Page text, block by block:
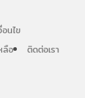
นไข
ลือ ติดต่อเรา